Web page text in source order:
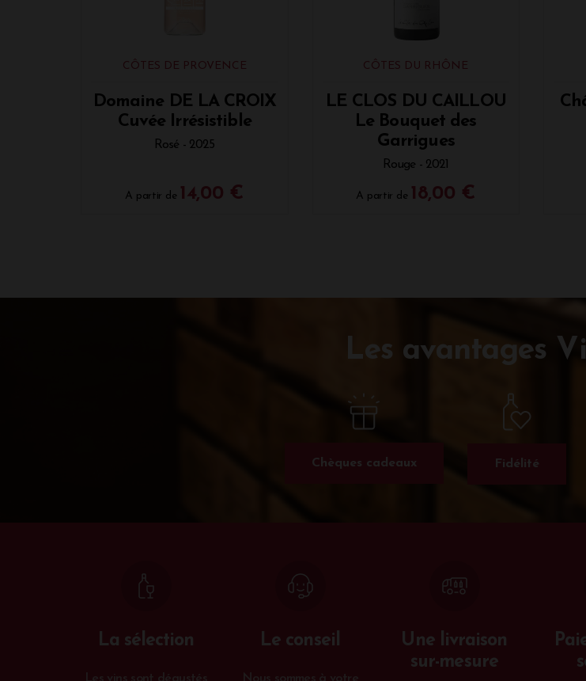
CÔTES DE PROVENCE
Domaine DE LA CROIX
Cuvée Irrésistible
Rosé - 2025
A partir de 14,00 €
CÔTES DU RHÔNE
LE CLOS DU CAILLOU
Le Bouquet des
Garrigues
Rouge - 2021
A partir de 18,00 €
Les avantages
Chèques cadeaux Fidélité
La sélection Le conseil
Une livraison
sur-mesure